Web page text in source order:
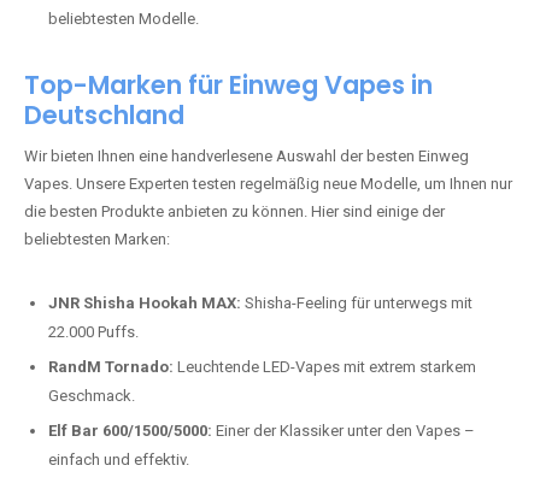
beliebtesten Modelle.
Top-Marken für Einweg Vapes in
Deutschland
Wir bieten Ihnen eine handverlesene Auswahl der besten Einweg
Vapes. Unsere Experten testen regelmäßig neue Modelle, um Ihnen nur
die besten Produkte anbieten zu können. Hier sind einige der
beliebtesten Marken:
JNR Shisha Hookah MAX: Shisha-Feeling für unterwegs mit
22.000 Puffs.
RandM Tornado: Leuchtende LED-Vapes mit extrem starkem
Geschmack.
Elf Bar 600/1500/5000: Einer der Klassiker unter den Vapes –
einfach und effektiv.